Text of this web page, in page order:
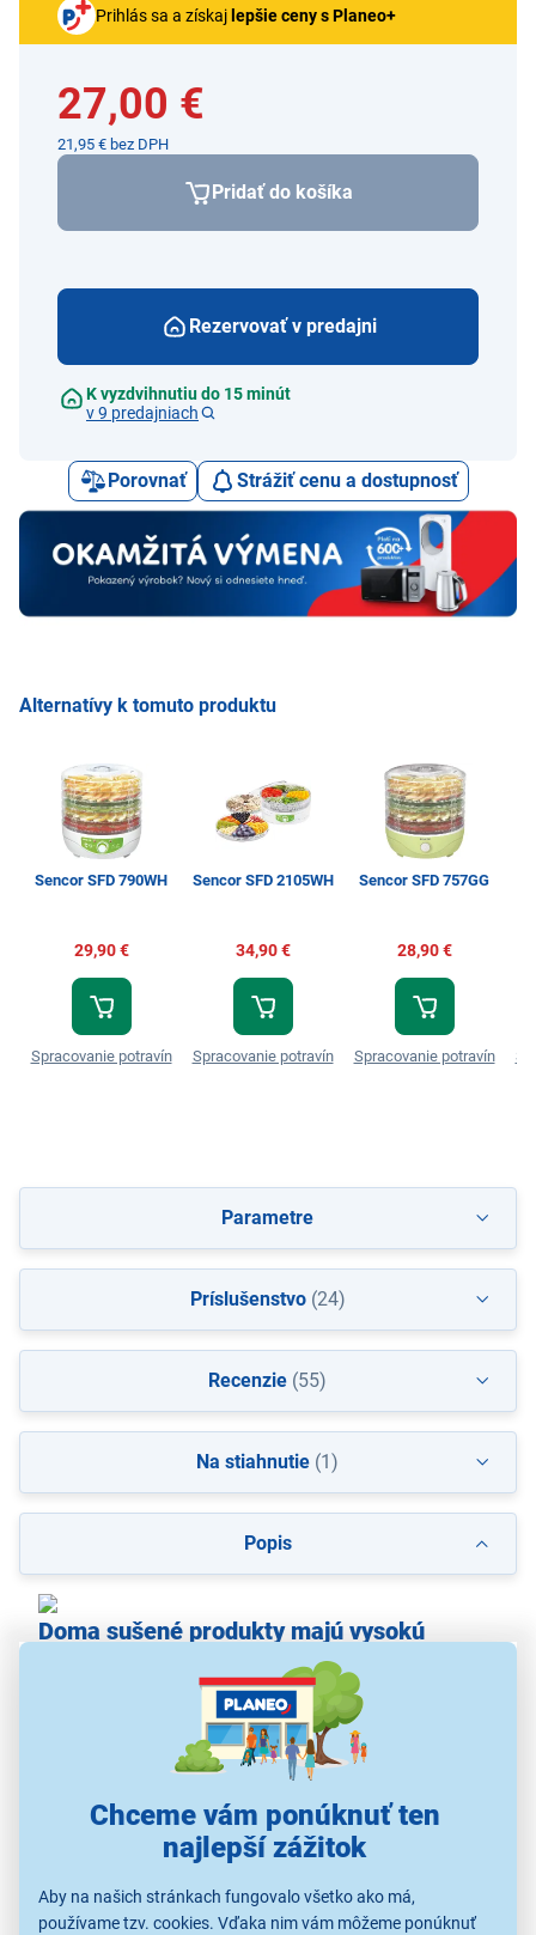
Chceme vám ponúknuť ten
najlepší zážitok
Aby na našich stránkach fungovalo všetko ako má,
používame tzv. cookies. Vďaka nim vám môžeme ponúknuť
Prihlás sa a získaj lepšie ceny s Planeo+
27,00 €
21,95 € bez DPH
Pridať do košíka
Rezervovať v predajni
K vyzdvihnutiu do 15 minút
v 9 predajniach
Porovnať Strážiť cenu a dostupnosť
Alternatívy k tomuto produktu
Sencor SFD 790WH
29,90 €
Spracovanie potravín
Sencor SFD 2105WH
34,90 €
Spracovanie potravín
Sencor SFD 757GG
28,90 €
Spracovanie potravín
Popis
Doma sušené produkty majú vysokú
Chuti doma sušených produktov sa len ťažko niečo
vyrovná, a to nehovorím len o chuti, ale aj o kvalite a
obsahu. V obchode sa mnohokrát dozviete zo
zadného obalu, čo Vaše obľúbené sušené dobroty
obsahujú. Vo väčšine to sú konzervanty, farbivá,
syridla a samozrejme pridaný cukor alebo soľ.
Domáce produkty nikdy nestrácajú na kvalite a
obsahujú skvelý podiel vitamínov, minerálov a
Parametre
Príslušenstvo(24)
Recenzie (55)
Na stiahnutie (1)